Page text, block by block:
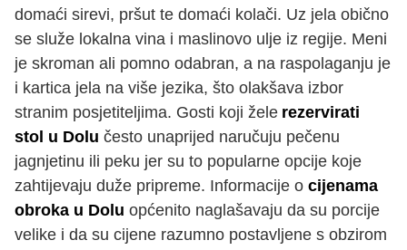
domaći sirevi, pršut te domaći kolači. Uz jela obično
se služe lokalna vina i maslinovo ulje iz regije. Meni
je skroman ali pomno odabran, a na raspolaganju je
i kartica jela na više jezika, što olakšava izbor
stranim posjetiteljima. Gosti koji žele rezervirati
stol u Dolu često unaprijed naručuju pečenu
jagnjetinu ili peku jer su to popularne opcije koje
zahtijevaju duže pripreme. Informacije o cijenama
obroka u Dolu općenito naglašavaju da su porcije
velike i da su cijene razumno postavljene s obzirom